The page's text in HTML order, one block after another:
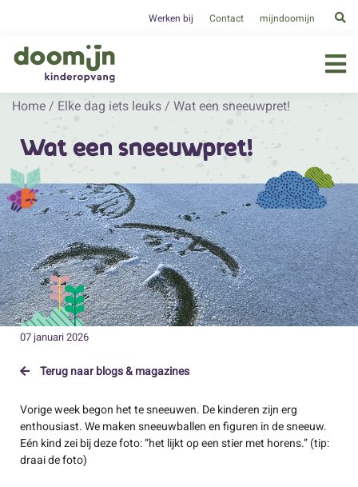
Werken bij Contact mijndoomijn
Home / Elke dag iets leuks / Wat een sneeuwpret!
Wat een sneeuwpret!
07 januari 2026
Terug naar blogs & magazines
Vorige week begon het te sneeuwen. De kinderen zijn erg
enthousiast. We maken sneeuwballen en figuren in de sneeuw.
Eén kind zei bij deze foto: “het lijkt op een stier met horens.” (tip:
draai de foto)